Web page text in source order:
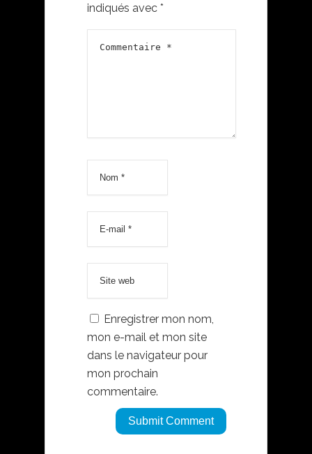
indiqués avec *
Enregistrer mon nom,
mon e-mail et mon site
dans le navigateur pour
mon prochain
commentaire.